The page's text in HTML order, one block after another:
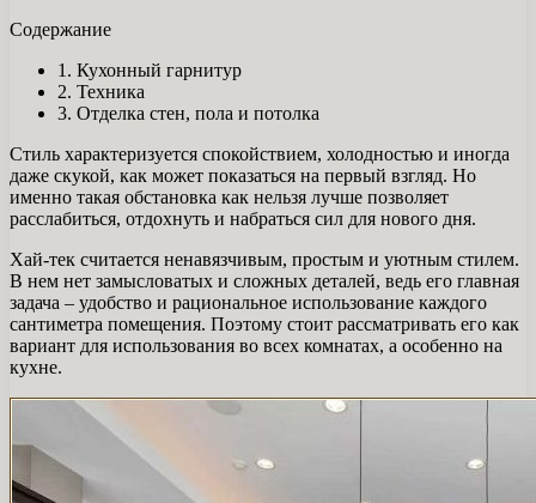
Содержание
1. Кухонный гарнитур
2. Техника
3. Отделка стен, пола и потолка
Стиль характеризуется спокойствием, холодностью и иногда
даже скукой, как может показаться на первый взгляд. Но
именно такая обстановка как нельзя лучше позволяет
расслабиться, отдохнуть и набраться сил для нового дня.
Хай-тек считается ненавязчивым, простым и уютным стилем.
В нем нет замысловатых и сложных деталей, ведь его главная
задача – удобство и рациональное использование каждого
сантиметра помещения. Поэтому стоит рассматривать его как
вариант для использования во всех комнатах, а особенно на
кухне.